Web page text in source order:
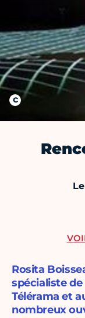
Rosita
spécialiste
Télérama et
nombreux